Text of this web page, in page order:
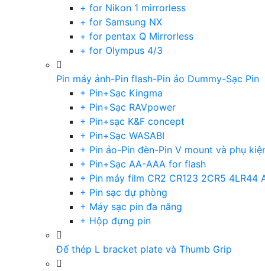
+ for Nikon 1 mirrorless
+ for Samsung NX
+ for pentax Q Mirrorless
+ for Olympus 4/3
Pin máy ảnh-Pin flash-Pin ảo Dummy-Sạc Pin
+ Pin+Sạc Kingma
+ Pin+Sạc RAVpower
+ Pin+sạc K&F concept
+ Pin+Sạc WASABI
+ Pin ảo-Pin đèn-Pin V mount và phụ
+ Pin+Sạc AA-AAA for flash
+ Pin máy film CR2 CR123 2CR5 4LR44
+ Pin sạc dự phòng
+ Máy sạc pin đa năng
+ Hộp đựng pin
Đế thép L bracket plate và Thumb Grip